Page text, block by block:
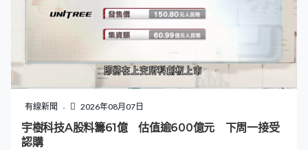
長形成有力支撐。7月份我國外貿延續上半年良好增長態
勢，增速較上半年加快2.3個百分點，進出口規模連續五個
月，超過4萬億元。」 總計今年首七個月中國貿易順差逾
6,800億美元，主要貿易夥伴方面外需繼續回暖，對美國的
出口按年升2.6%，對歐盟及東盟出口則保持強勁，分別升
逾16%及25%。重點商品方面，首七個月與半導體相關的
集成電路雖然出口量只增加6%，但金額大升近一倍，至逾
2,100億美元。汽車出口金額亦升近五成半，突破1,100億
美元。
有線新聞 2026年08月07日
宇樹科技A股料籌61億 估值逾600億元 下周一接受
認購